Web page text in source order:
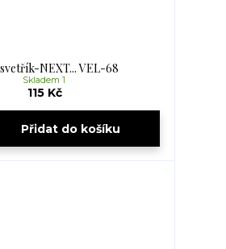
NEXT... VEL-68
115 Kč
Skladem 1
Přidat do košíku